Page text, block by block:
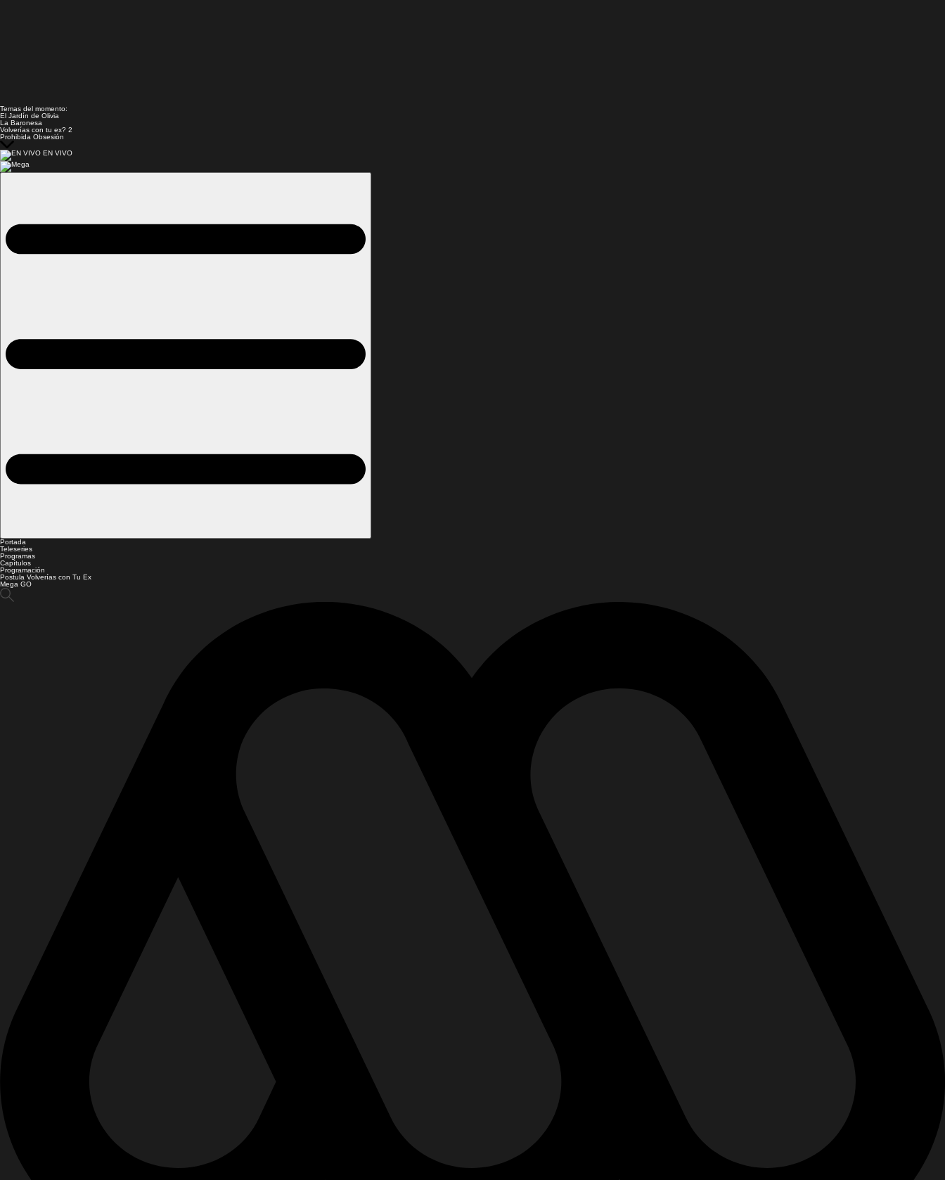
Temas del momento:
El Jardín de Olivia
La Baronesa
Volverías con tu ex? 2
Prohibida Obsesión
EN VIVO
Portada
Teleseries
Programas
Capítulos
Programación
Postula Volverías con Tu Ex
Mega GO